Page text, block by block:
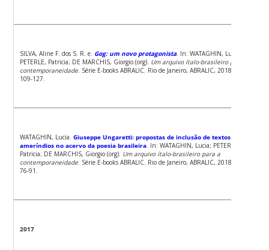
SILVA, Aline F. dos S. R. e. Gog: um novo protagonista. In: WATAGHIN, Lucia;
PETERLE, Patricia; DE MARCHIS, Giorgio (org). Um arquivo ítalo-brasileiro para a
contemporaneidade . Série E-books ABRALIC. Rio de Janeiro, ABRALIC, 2018, p.
109-127.
WATAGHIN, Lucia.Giuseppe Ungaretti: propostas de inclusão de textos orais
ameríndios no acervo da poesia brasileira . In: WATAGHIN, Lucia; PETERLE,
Patricia; DE MARCHIS, Giorgio (org). Um arquivo ítalo-brasileiro para a
contemporaneidade . Série E-books ABRALIC. Rio de Janeiro, ABRALIC, 2018, p.
76-91.
2017